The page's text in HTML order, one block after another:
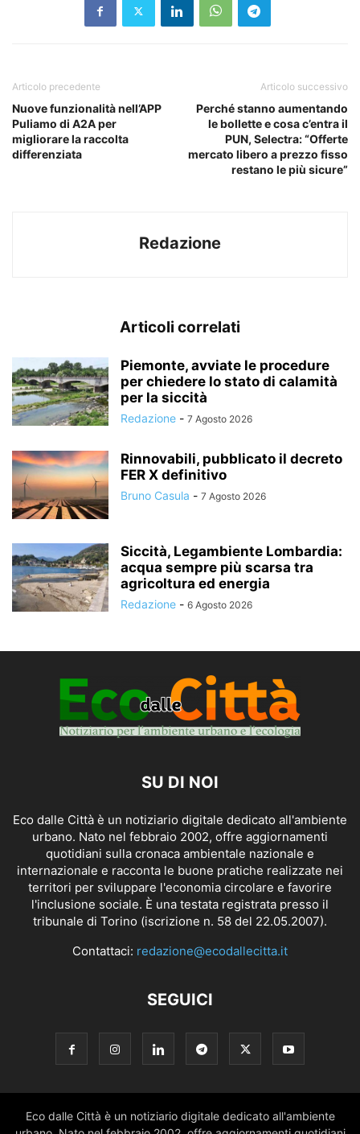
Articolo precedente
Nuove funzionalità nell’APP
Puliamo di A2A per
migliorare la raccolta
differenziata
Articolo successivo
Perché stanno aumentando
le bollette e cosa c’entra il
PUN, Selectra: “Offerte
mercato libero a prezzo fisso
restano le più sicure”
Redazione
Articoli correlati
Piemonte, avviate le procedure
per chiedere lo stato di calamità
per la siccità
Redazione - 7 Agosto 2026
Rinnovabili, pubblicato il decreto
FER X definitivo
Bruno Casula - 7 Agosto 2026
Siccità, Legambiente Lombardia:
acqua sempre più scarsa tra
agricoltura ed energia
Redazione - 6 Agosto 2026
SU DI NOI
Eco dalle Città è un notiziario digitale dedicato all'ambiente
urbano. Nato nel febbraio 2002, offre aggiornamenti
quotidiani sulla cronaca ambientale nazionale e
internazionale e racconta le buone pratiche realizzate nei
territori per sviluppare l'economia circolare e favorire
l'inclusione sociale. È una testata registrata presso il
tribunale di Torino (iscrizione n. 58 del 22.05.2007).
Contattaci: redazione@ecodallecitta.it
SEGUICI
Eco dalle Città è un notiziario digitale dedicato all'ambiente